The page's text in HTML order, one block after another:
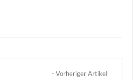
- Vorheriger Artikel